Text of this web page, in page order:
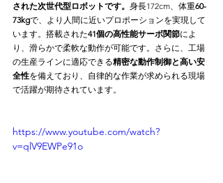
された次世代型ロボットです。 身長172cm、体重60-
73kgで、より人間に近いプロポーションを実現して
います。搭載された41個の高性能サーボ関節によ
り、滑らかで柔軟な動作が可能です。さらに、工場
の生産ラインに適応できる精密な動作制御と高い安
全性を備えており、自律的な作業が求められる現場
で活躍が期待されています。
https://www.youtube.com/watch?
v=qlV9EWPe91o